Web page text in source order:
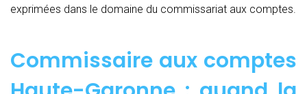
exprimées dans le domaine du commissariat aux comptes.
Commissaire aux comptes